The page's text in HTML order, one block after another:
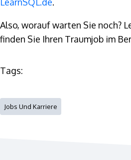
LearnSQL.de.
Also, worauf warten Sie noch?
finden Sie Ihren Traumjob im
Tags:
Jobs Und Karriere